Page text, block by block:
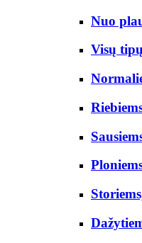
Nuo
Visų